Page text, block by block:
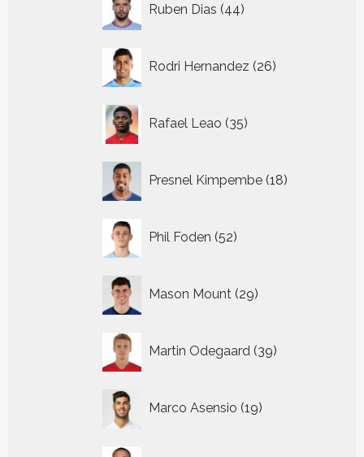
Ruben Dias 44
producten
Rodri Hernandez 26
producten
Rafael Leao 35
producten
Presnel Kimpembe 18
producten
Phil Foden 52
producten
Mason Mount 29
producten
Martin Odegaard 39
producten
Marco Asensio 19
producten